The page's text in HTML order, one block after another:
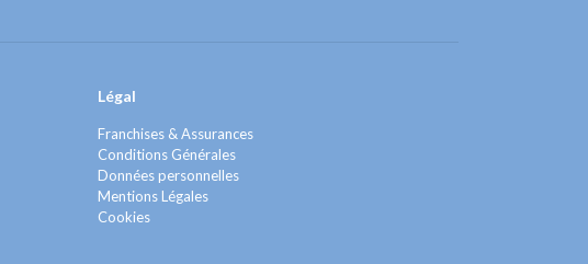
Légal
Franchises & Assurances
Conditions Générales
Données personnelles
Mentions Légales
Cookies